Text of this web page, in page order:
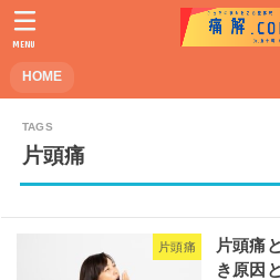
HOME
MENU
片頭痛
片頭痛
片頭痛
き原因